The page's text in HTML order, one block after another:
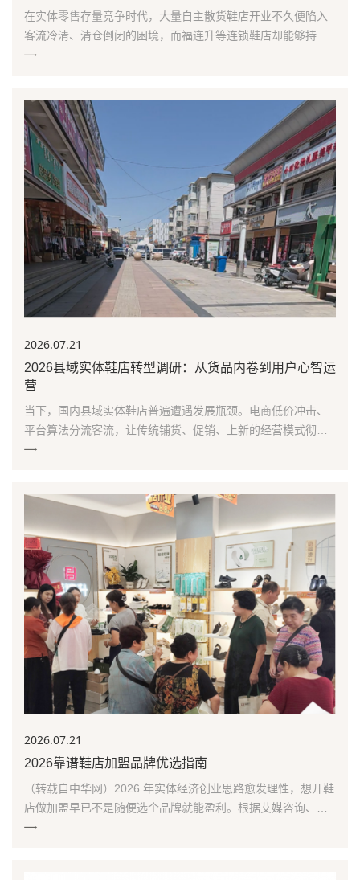
在实体零售存量竞争时代，大量自主散货鞋店开业不久便陷入
客流冷清、清仓倒闭的困境，而福连升等连锁鞋店却能够持续
稳定经营。本文核心观点：当下中小鞋店经营难题并非市场
2026.07.21
2026县域实体鞋店转型调研：从货品内卷到用户心智运
营
当下，国内县域实体鞋店普遍遭遇发展瓶颈。电商低价冲击、
平台算法分流客流，让传统铺货、促销、上新的经营模式彻底
失效，大量线下门店陷入“费力不增收”的困境。行业调研
2026.07.21
2026靠谱鞋店加盟品牌优选指南
（转载自中华网）2026 年实体经济创业思路愈发理性，想开鞋
店做加盟早已不是随便选个品牌就能盈利。根据艾媒咨询、中
国皮革协会最新线下终端调研数据，鞋类行业正式迈